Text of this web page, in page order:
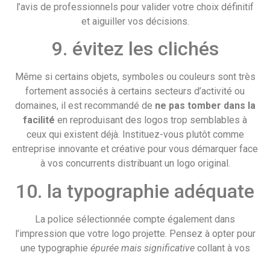
l’avis de professionnels pour valider votre choix définitif
et aiguiller vos décisions.
9. évitez les clichés
Même si certains objets, symboles ou couleurs sont très
fortement associés à certains secteurs d’activité ou
domaines, il est recommandé de ne pas tomber dans la
facilité en reproduisant des logos trop semblables à
ceux qui existent déjà. Instituez-vous plutôt comme
entreprise innovante et créative pour vous démarquer face
à vos concurrents distribuant un logo original.
10. la typographie adéquate
La police sélectionnée compte également dans
l’impression que votre logo projette. Pensez à opter pour
une typographie épurée mais significative collant à vos